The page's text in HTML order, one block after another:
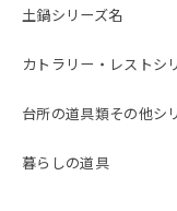
土鍋シリーズ名
カトラリー・レストシ
台所の道具類その他シ
暮らしの道具